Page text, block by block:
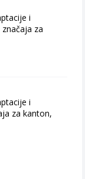
i
za
i
za kanton,